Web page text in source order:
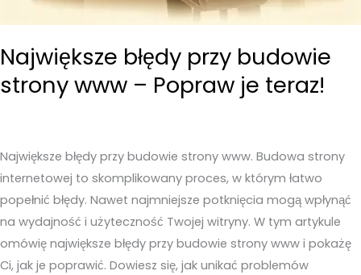
Największe błędy przy budowie
strony www – Popraw je teraz!
Największe błędy przy budowie strony www. Budowa strony
internetowej to skomplikowany proces, w którym łatwo
popełnić błędy. Nawet najmniejsze potknięcia mogą wpłynąć
na wydajność i użyteczność Twojej witryny. W tym artykule
omówię największe błędy przy budowie strony www i pokażę
Ci, jak je poprawić. Dowiesz się, jak unikać problemów